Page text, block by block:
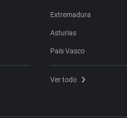
Extremadura
Asturias
País Vasco
Ver todo